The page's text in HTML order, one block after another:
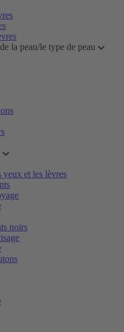
la peau/le type de peau
yeux et les lèvres
noirs